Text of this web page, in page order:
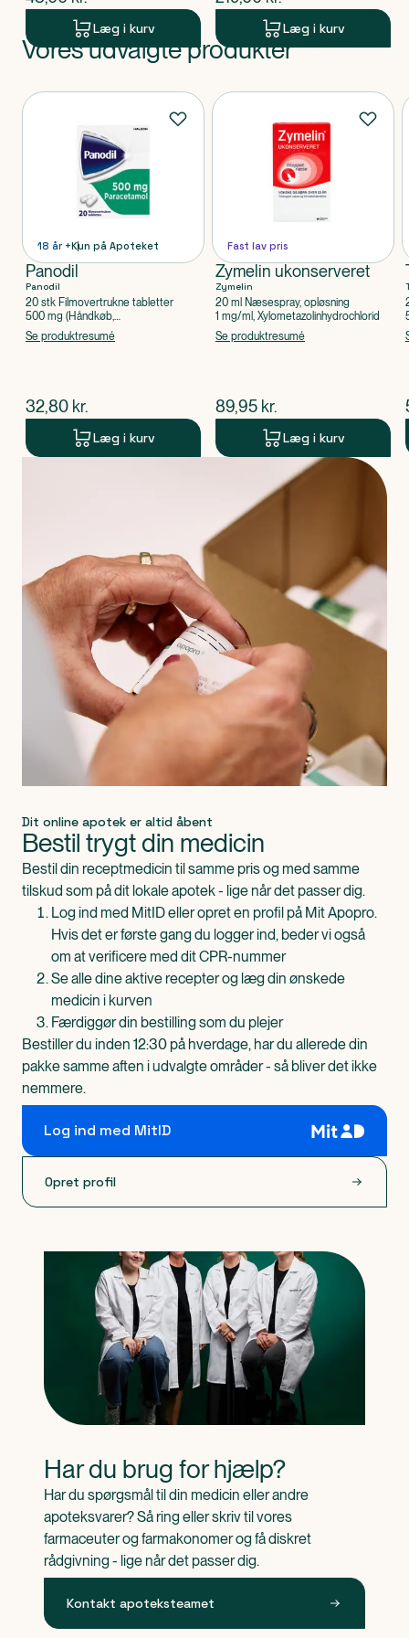
Læg i kurv Læg i kurv
Produkt 1 af 0
Vores udvalgte produkter
Produkter
18 år +Kun på Apoteket
Panodil
Panodil
20 stk Filmovertrukne tabletter
500 mg (Håndkøb,
apoteksforbeholdt), Paracetamol
Se produktresumé
$nuværende pris
32,80 kr.
Læg i kurv
Fast lav pris
Zymelin ukonserveret
Zymelin
20 ml Næsespray, opløsning
1 mg/ml, Xylometazolinhydrochlorid
Se produktresumé
$nuværende pris
89,95 kr.
Læg i kurv
Dit online apotek er altid åbent
Bestil trygt din medicin
Bestil din receptmedicin til samme pris og med samme
tilskud som på dit lokale apotek - lige når det passer dig.
Log ind med MitID eller opret en profil på Mit Apopro.
Hvis det er første gang du logger ind, beder vi også
om at verificere med dit CPR-nummer
Se alle dine aktive recepter og læg din ønskede
medicin i kurven
Færdiggør din bestilling som du plejer
Bestiller du inden 12:30 på hverdage, har du allerede din
pakke samme aften i udvalgte områder - så bliver det ikke
nemmere.
Log ind med MitID
Opret profil
Har du brug for hjælp?
Har du spørgsmål til din medicin eller andre
apoteksvarer? Så ring eller skriv til vores
farmaceuter og farmakonomer og få diskret
rådgivning - lige når det passer dig.
Kontakt apoteksteamet